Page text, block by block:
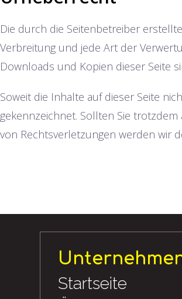
Die durch die Seitenbetreiber
Verbreitung und jede Art der
Downloads und Kopien dieser Seite
Soweit die Inhalte auf dieser Seite
gekennzeichnet. Sollten Sie
von Rechtsverletzungen werden wir
Startseite